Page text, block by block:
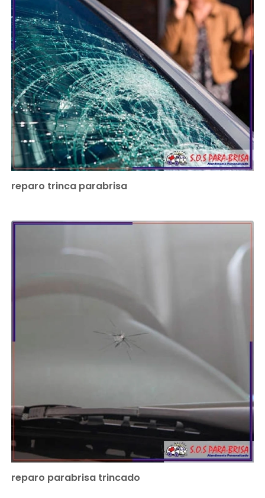
reparo trinca parabrisa
reparo parabrisa trincado